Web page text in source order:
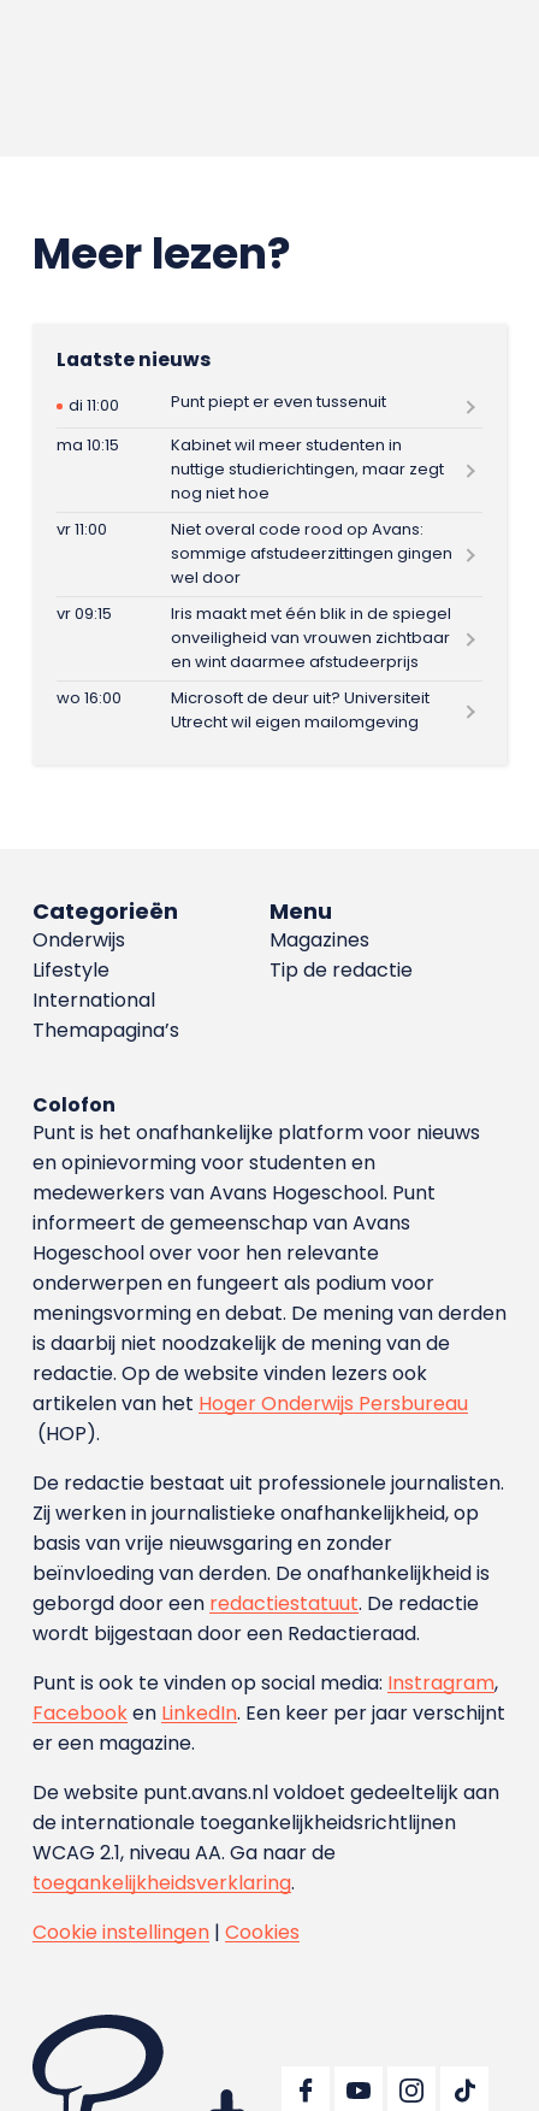
Meer lezen?
Laatste nieuws
di 11:00
Punt piept er even tussenuit
ma 10:15
Kabinet wil meer studenten in
nuttige studierichtingen, maar zegt
nog niet hoe
vr 11:00
Niet overal code rood op Avans:
sommige afstudeerzittingen gingen
wel door
vr 09:15
Iris maakt met één blik in de spiegel
onveiligheid van vrouwen zichtbaar
en wint daarmee afstudeerprijs
wo 16:00
Microsoft de deur uit? Universiteit
Utrecht wil eigen mailomgeving
Menu
Magazines
Tip de redactie
Categorieën
Onderwijs
Lifestyle
International
Themapagina’s
Colofon
Punt is het onafhankelijke platform voor nieuws
en opinievorming voor studenten en
medewerkers van Avans Hoge­school. Punt
informeert de gemeenschap van Avans
Hogeschool over voor hen relevante
onderwerpen en fungeert als podium voor
meningsvorming en debat. De mening van derden
is daarbij niet noodzakelijk de mening van de
redactie. Op de website vinden lezers ook
artikelen van het Hoger Onderwijs Persbureau
(HOP).
De redactie bestaat uit professionele journalisten.
Zij werken in journalistieke onafhankelijkheid, op
basis van vrije nieuwsgaring en zonder
beïnvloeding van derden. De onafhankelijkheid is
geborgd door een redactiestatuut. De redactie
wordt bijgestaan door een Redactieraad.
Punt is ook te vinden op social media: Instragram,
Facebooken LinkedIn. Een keer per jaar verschijnt
er een magazine.
De website punt.avans.nl voldoet gedeeltelijk aan
de internationale toegankelijkheidsrichtlijnen
WCAG 2.1, niveau AA. Ga naar de
toegankelijkheidsverklaring.
Cookie instellingen| Cookies